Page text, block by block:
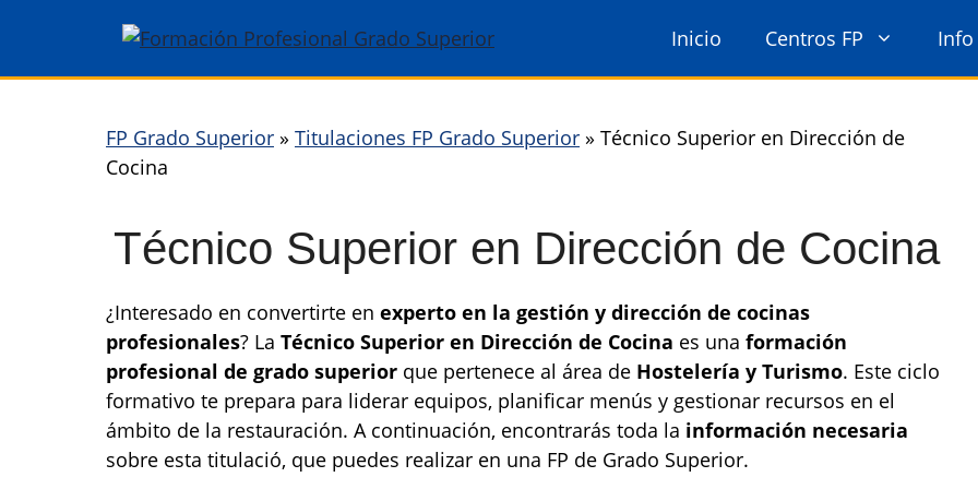
contenido
Inicio Centros FP Info
FP Grado Superior » Titulaciones FP Grado Superior » Técnico Superior en Dirección de
Cocina
Técnico Superior en Dirección de Cocina
¿Interesado en convertirte en experto en la gestión y dirección de cocinas
profesionales? La Técnico Superior en Dirección de Cocina es una formación
profesional de grado superior que pertenece al área de Hostelería y Turismo. Este ciclo
formativo te prepara para liderar equipos, planificar menús y gestionar recursos en el
ámbito de la restauración. A continuación, encontrarás toda la información necesaria
sobre esta titulació, que puedes realizar en una FP de Grado Superior.